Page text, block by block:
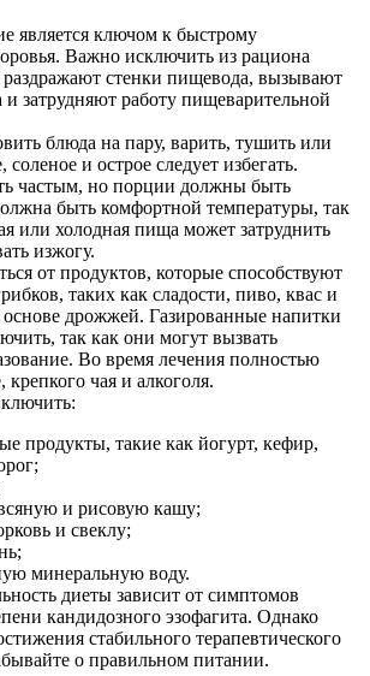
является ключом к быстрому
Важно исключить из рациона
стенки пищевода, вызывают
затрудняют работу пищеварительной
блюда на пару, варить, тушить или
соленое и острое следует избегать.
частым, но порции должны быть
быть комфортной температуры, так
или холодная пища может затруднить
изжогу.
от продуктов, которые способствуют
таких как сладости, пиво, квас и
дрожжей. Газированные напитки
так как они могут вызвать
Во время лечения полностью
крепкого чая и алкоголя.
продукты, такие как йогурт, кефир,
и рисовую кашу;
и свеклу;
минеральную воду.
диеты зависит от симптомов
кандидозного эзофагита. Однако
стабильного терапевтического
о правильном питании.